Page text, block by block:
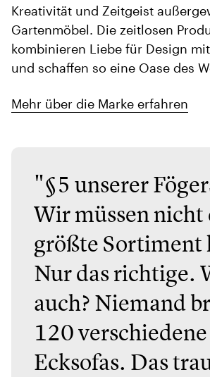
Kreativität und Zeitgeist
Gartenmöbel. Die zeitlosen
kombinieren Liebe für Design
und schaffen so eine Oase des
Mehr über die Marke erfahren
"§5 unserer
Wir müssen nicht
größte Sortiment
Nur das richtige.
auch? Niemand
120 verschiedene
Ecksofas. Das